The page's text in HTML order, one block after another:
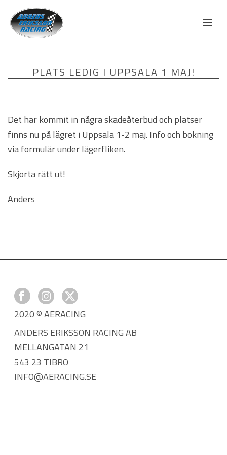
PLATS LEDIG I UPPSALA 1 MAJ!
Det har kommit in några skadeåterbud och platser
finns nu på lägret i Uppsala 1-2 maj. Info och bokning
via formulär under lägerfliken.
Skjorta rätt ut!
Anders
2020 © AERACING
ANDERS ERIKSSON RACING AB
MELLANGATAN 21
543 23 TIBRO
INFO@AERACING.SE